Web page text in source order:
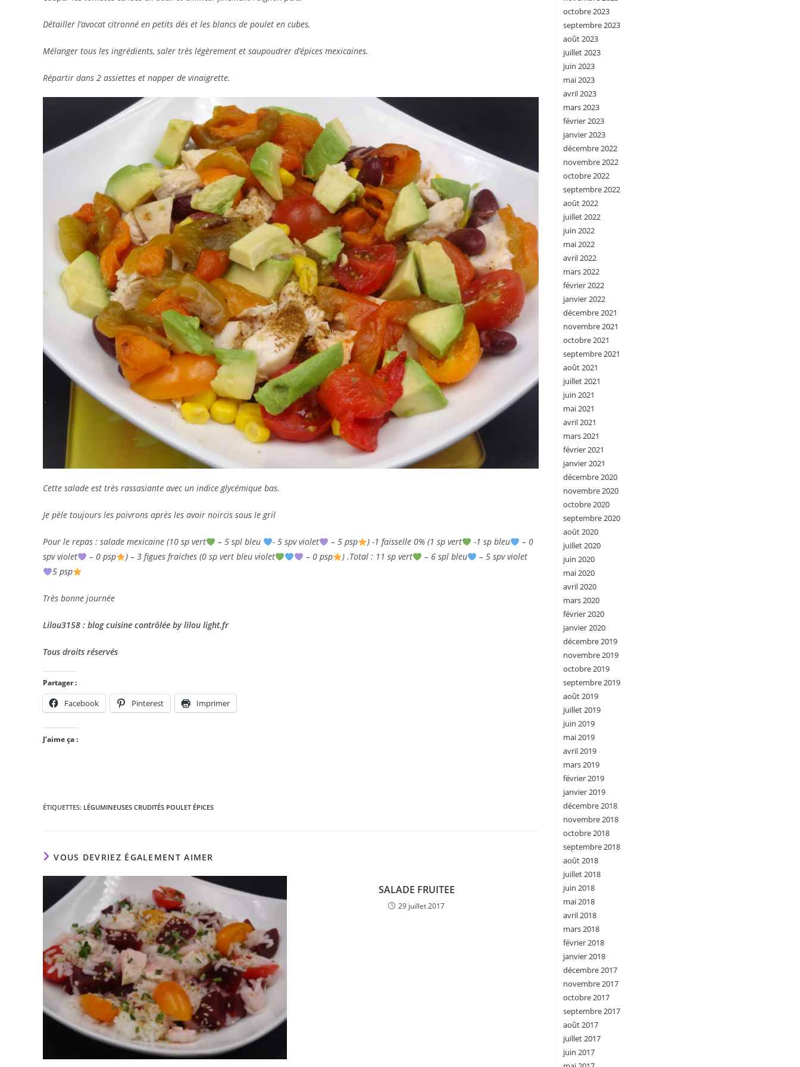
Détailler l’avocat citronné en petits dés et les blancs de poulet en cubes.
Mélanger tous les ingrédients, saler très légèrement et saupoudrer d’épices mexicaines.
Répartir dans 2 assiettes et napper de vinaigrette.
Cette salade est très rassasiante avec un indice glycémique bas.
Je pèle toujours les poivrons après les avoir noircis sous le gril
Pour le repas : salade mexicaine (10 sp vert – 5 spl bleu - 5 spv violet – 5 psp ) -1 faisselle 0% (1 sp vert -1 sp bleu
– 0
spv violet
– 0 psp ) – 3 figues fraiches (0 sp vert bleu violet – 0 psp ) .Total : 11 sp vert – 6 spl bleu
– 5 spv violet
5 psp
Très bonne journée
Lilou3158 : blog cuisine contrôlée by lilou light.fr
Tous droits réservés
Partager :
Facebook Pinterest Imprimer
J’aime ça :
ÉTIQUETTES: LÉGUMINEUSES CRUDITÉS POULET ÉPICES
VOUS DEVRIEZ ÉGALEMENT AIMER
SALADE FRUITEE
29 juillet 2017
octobre 2023
septembre 2023
août 2023
juillet 2023
juin 2023
mai 2023
avril 2023
mars 2023
février 2023
janvier 2023
décembre 2022
novembre 2022
octobre 2022
septembre 2022
août 2022
juillet 2022
juin 2022
mai 2022
avril 2022
mars 2022
février 2022
janvier 2022
décembre 2021
novembre 2021
octobre 2021
septembre 2021
août 2021
juillet 2021
juin 2021
mai 2021
avril 2021
mars 2021
février 2021
janvier 2021
décembre 2020
novembre 2020
octobre 2020
septembre 2020
août 2020
juillet 2020
juin 2020
mai 2020
avril 2020
mars 2020
février 2020
janvier 2020
décembre 2019
novembre 2019
octobre 2019
septembre 2019
août 2019
juillet 2019
juin 2019
mai 2019
avril 2019
mars 2019
février 2019
janvier 2019
décembre 2018
novembre 2018
octobre 2018
septembre 2018
août 2018
juillet 2018
juin 2018
mai 2018
avril 2018
mars 2018
février 2018
janvier 2018
décembre 2017
novembre 2017
octobre 2017
septembre 2017
août 2017
juillet 2017
juin 2017